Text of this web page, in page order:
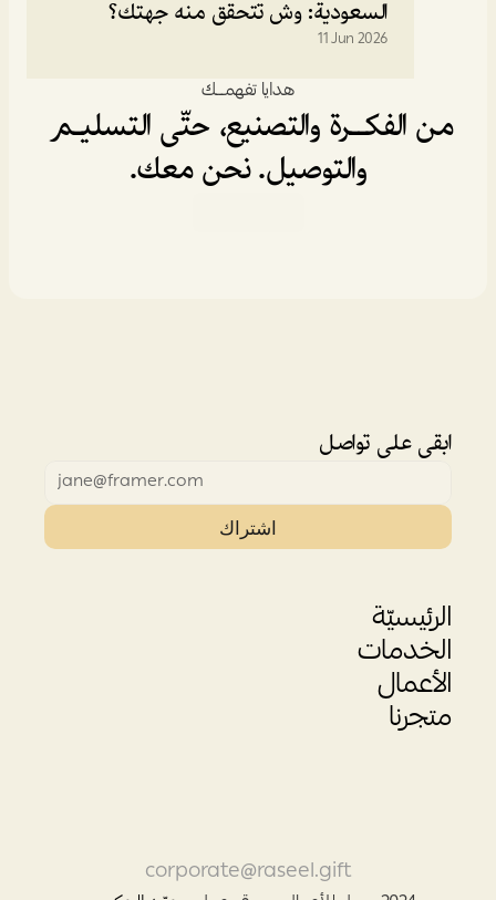
السعودية: وش تتحقق منه جهتك؟
11 Jun 2026
هدايا تفهمـــك
والتوصيل. نحن معك.
ابقى على تواصل
اشتراك
متجرنا
الرئيسيّة
الخدمات
الأعمال
corporate@raseel.gift